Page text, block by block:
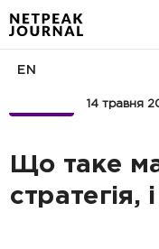
14 травня
EN
Що таке
стратегія,